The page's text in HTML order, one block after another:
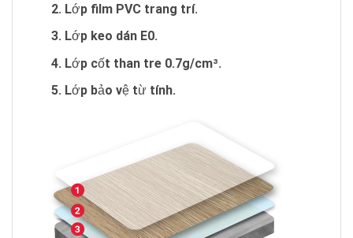
Lớp film PVC trang trí.
Lớp keo dán E0.
Lớp cốt than tre 0.7g/cm³.
Lớp bảo vệ từ tính.